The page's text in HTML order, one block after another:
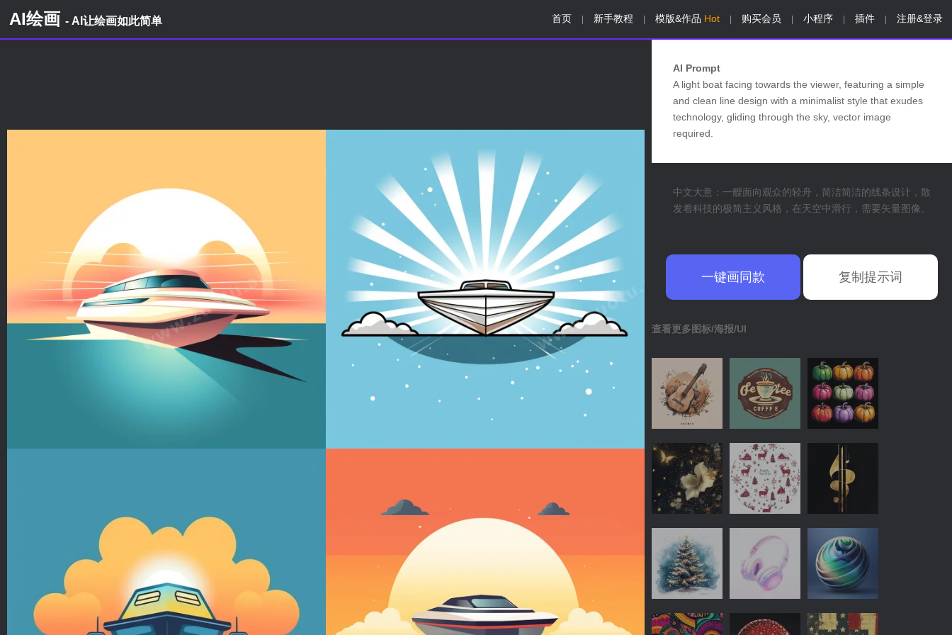
AI绘画 - AI让绘画如此简单 首页 新手教程 模版&作品 Hot 购买会员 小程序 插件 注册&登录
AI Prompt
A light boat facing towards the viewer, featuring a simple
and clean line design with a minimalist style that exudes
technology, gliding through the sky, vector image
required.
中文大意：一艘面向观众的轻舟，简洁简洁的线条设计，散
发着科技的极简主义风格，在天空中滑行，需要矢量图像。
一键画同款 复制提示词
查看更多图标/海报/UI